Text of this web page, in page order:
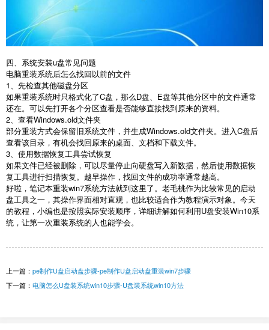
四、系统安装u盘常见问题
电脑重装系统后怎么找回以前的文件
1、先检查其他磁盘分区
如果重装系统时只格式化了C盘，那么D盘、 E盘等其他分区中的文件通常
还在。可以先打开各个分区查看是否能够直接找到原来的资料。
2、查看Windows.old文件夹
部分重装方式会保留旧系统文件，并生成Windows.old文件夹。进入C盘后
查看该目录，有机会找回原来的桌面、文档和下载文件。
3、使用数据恢复工具尝试恢复
如果文件已经被删除，可以尽量停止向硬盘写入新数据，然后使用数据恢
复工具进行扫描恢复。越早操作，找回文件的成功率通常越高。
好啦，笔记本重装win7系统方法就到这里了。老毛桃作为比较常见的启动
盘工具之一，其操作界面相对直观，也比较适合作为教程演示对象。今天
的教程，小编也是按照实际安装顺序，详细讲解如何利用U盘安装Win10系
统，让第一次重装系统的人也能学会。
上一篇： pe制作U盘启动盘步骤-pe制作U盘启动盘重装win7步骤
下一篇： 电脑怎么U盘装系统win10步骤-U盘装系统win10方法